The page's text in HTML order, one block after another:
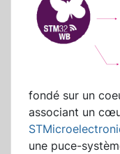
fondé sur un
associant un
une puce-